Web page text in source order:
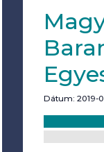
Dátum: 2019-